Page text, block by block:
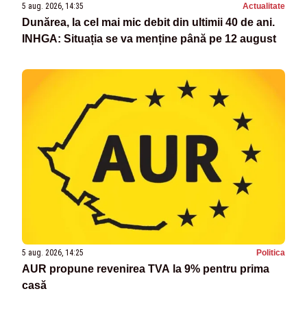
5 aug. 2026, 14:35 Actualitate
Dunărea, la cel mai mic debit din ultimii 40 de ani.
INHGA: Situația se va menține până pe 12 august
5 aug. 2026, 14:25 Politica
AUR propune revenirea TVA la 9% pentru prima
casă